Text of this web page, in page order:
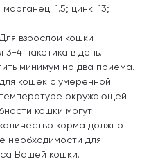
1.5; цинк: 13;
взрослой кошки
3-4 пакетика в день.
минимум на два приема.
кошек с умеренной
окружающей
кошки могут
корма должно
необходимости для
Вашей кошки.